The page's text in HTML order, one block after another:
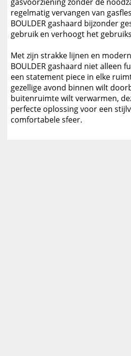
regelmatig vervangen van
BOULDER gashaard bijzonder
gebruik en verhoogt het
Met zijn strakke lijnen en
BOULDER gashaard niet alleen
een statement piece in elke
gezellige avond binnen wilt
buitenruimte wilt verwarmen,
perfecte oplossing voor een
comfortabele sfeer.